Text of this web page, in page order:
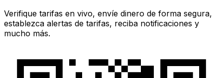
Verifique tarifas en vivo, envíe dinero de forma segura,
establezca alertas de tarifas, reciba notificaciones y
mucho más.